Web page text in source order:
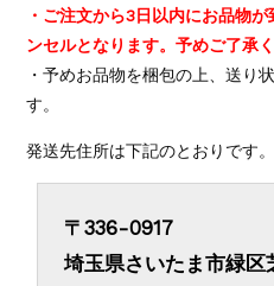
・ご注文から3日以内にお品物
ンセルとなります。予めご了承く
・予めお品物を梱包の上、送り
す。
発送先住所は下記のとおりです。
〒336-0917
埼玉県さいたま市緑